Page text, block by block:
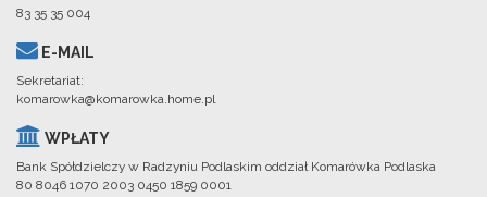
83 35 35 004
E-MAIL
Sekretariat:
komarowka@komarowka.home.pl
WPŁATY
Bank Spółdzielczy w Radzyniu Podlaskim oddział Komarówka Podlaska
80 8046 1070 2003 0450 1859 0001